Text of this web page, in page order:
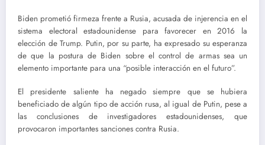
Biden prometió firmeza frente a Rusia, acusada de injerencia en el
sistema electoral estadounidense para favorecer en 2016 la
elección de Trump. Putin, por su parte, ha expresado su esperanza
de que la postura de Biden sobre el control de armas sea un
elemento importante para una “posible interacción en el futuro”.
El presidente saliente ha negado siempre que se hubiera
beneficiado de algún tipo de acción rusa, al igual de Putin, pese a
las conclusiones de investigadores estadounidenses, que
provocaron importantes sanciones contra Rusia.